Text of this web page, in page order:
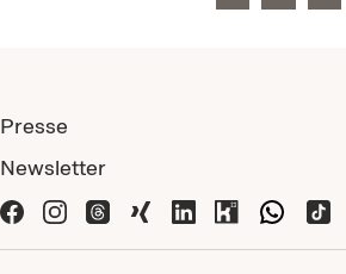
Presse
Newsletter